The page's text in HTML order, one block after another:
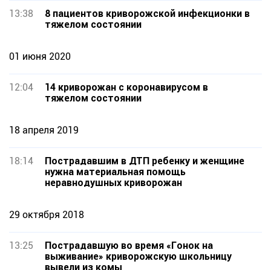
13:38
8 пациентов криворожской инфекционки в
тяжелом состоянии
01 июня 2020
12:04
14 криворожан с коронавирусом в
тяжелом состоянии
18 апреля 2019
18:14
Пострадавшим в ДТП ребенку и женщине
нужна материальная помощь
неравнодушных криворожан
29 октября 2018
13:25
Пострадавшую во время «Гонок на
выживание» криворожскую школьницу
вывели из комы